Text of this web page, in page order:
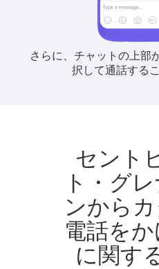
さらに、チャットの上部
択して通話する
セント
ト・グ
ンから
電話を
に関す